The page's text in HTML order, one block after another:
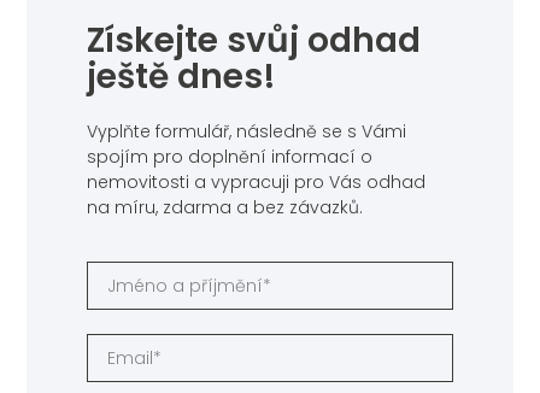
Získejte svůj odhad
ještě dnes!
Vyplňte formulář, následně se s Vámi
spojím pro doplnění informací o
nemovitosti a vypracuji pro Vás odhad
na míru, zdarma a bez závazků.